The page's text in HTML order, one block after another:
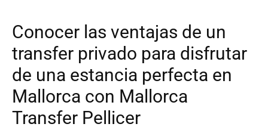
Conocer las ventajas de un
transfer privado para disfrutar
de una estancia perfecta en
Mallorca con Mallorca
Transfer Pellicer